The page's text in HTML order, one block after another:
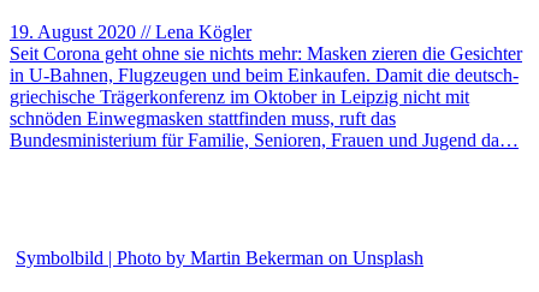
19. August 2020 // Lena Kögler
Seit Corona geht ohne sie nichts mehr: Masken zieren die Gesichter
in U-Bahnen, Flugzeugen und beim Einkaufen. Damit die deutsch-
griechische Trägerkonferenz im Oktober in Leipzig nicht mit
schnöden Einwegmasken stattfinden muss, ruft das
Bundesministerium für Familie, Senioren, Frauen und Jugend da…
Symbolbild | Photo by Martin Bekerman on Unsplash